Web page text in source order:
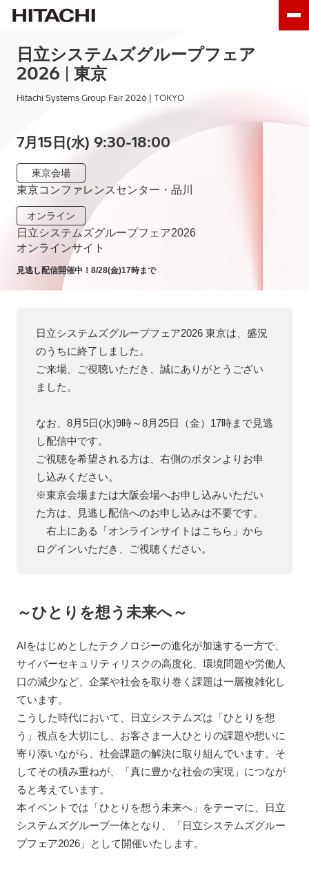
日立システムズグループフェア
2026 | 東京
Hitachi Systems Group Fair 2026 | TOKYO
7月 15 日(水) 9:30-18:00
東京会場
東京コンファレンスセンター・品川
オンライン
日立システムズグループフェア2026
オンラインサイト
見逃し配信開催中！8/28(金)17時まで
日立システムズグループフェア2026 東京は、盛況
のうちに終了しました。​
ご来場、ご視聴いただき、誠にありがとうござい
ました。​​
なお、8月5日(水)9時～8月25日（金）17時まで見逃
し配信中です。​
ご視聴を希望される方は、右側のボタンよりお申
し込みください。​
※東京会場または大阪会場へお申し込みいただい
た方は、見逃し配信へのお申し込みは不要です。​
右上にある「オンラインサイトはこちら」から
ログインいただき、ご視聴ください。
～ひとりを想う未来へ～
AIをはじめとしたテクノロジーの進化が加速する一方で、
サイバーセキュリティリスクの高度化、環境問題や労働人
口の減少など、企業や社会を取り巻く課題は一層複雑化し
ています。
こうした時代において、日立システムズは「ひとりを想
う」視点を大切にし、お客さま一人ひとりの課題や想いに
寄り添いながら、社会課題の解決に取り組んでいます。そ
してその積み重ねが、「真に豊かな社会の実現」につなが
ると考えています。
本イベントでは「ひとりを想う未来へ」をテーマに、日立
システムズグループ一体となり、「日立システムズグルー
プフェア2026」として開催いたします。